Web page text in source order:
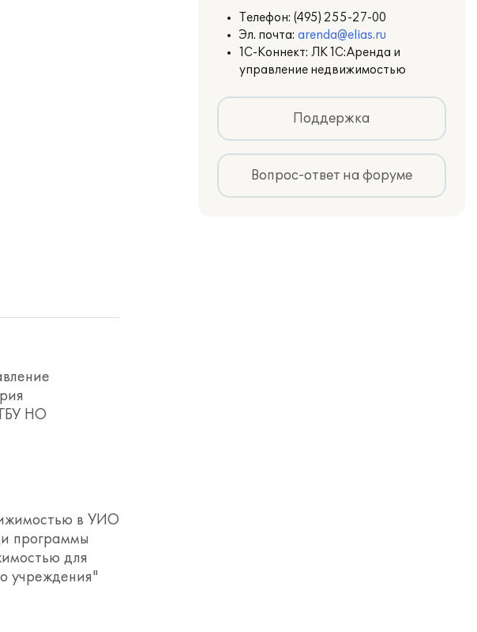
Телефон: (495) 255-27-00
Эл. почта: arenda@elias.ru
1С-Коннект: ЛК 1С:Аренда и
управление недвижимостью
Поддержка
Вопрос-ответ на форуме
НО
в УИО
программы
для
учреждения"